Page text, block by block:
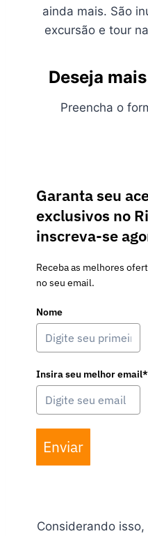
ainda mais. São
excursão e tour
Deseja
Preencha o
Garanta seu
exclusivos no
inscreva-se
Receba as melhores
no seu email.
Nome
Insira seu melhor email*
Enviar
Considerando